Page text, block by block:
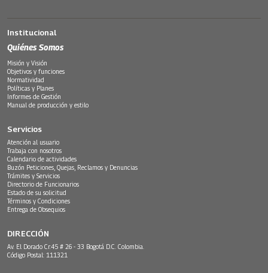
Institucional
Quiénes Somos
Misión y Visión
Objetivos y funciones
Normatividad
Políticas y Planes
Informes de Gestión
Manual de producción y estilo
Servicios
Atención al usuario
Trabaja con nosotros
Calendario de actividades
Buzón Peticiones, Quejas, Reclamos y Denuncias
Trámites y Servicios
Directorio de Funcionarios
Estado de su solicitud
Términos y Condiciones
Entrega de Obsequios
DIRECCIÓN
Av. El Dorado Cr.45 # 26 - 33 Bogotá D.C. Colombia.
Código Postal: 111321